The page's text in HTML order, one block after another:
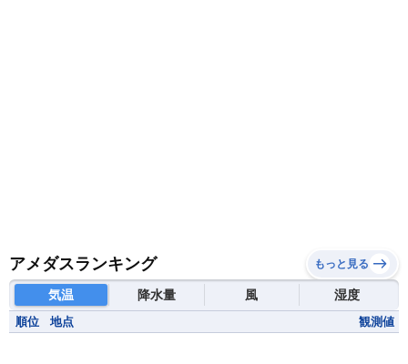
アメダスランキング もっと見る
気温 降水量 風 湿度
順位 地点 観測値